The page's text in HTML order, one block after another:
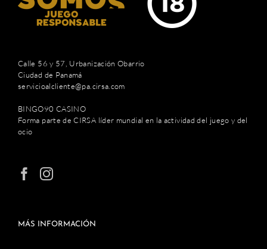
Calle 56 y 57, Urbanización Obarrio
Ciudad de Panamá
servicioalcliente@pa.cirsa.com
BINGO90 CASINO
Forma parte de CIRSA líder mundial en la actividad del juego y del
ocio
MÁS INFORMACIÓN